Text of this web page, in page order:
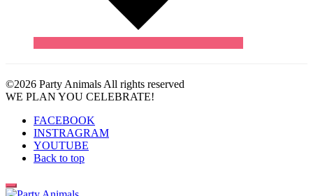
©2026 Party Animals All rights reserved
WE PLAN YOU CELEBRATE!
FACEBOOK
INSTRAGRAM
YOUTUBE
Back to top